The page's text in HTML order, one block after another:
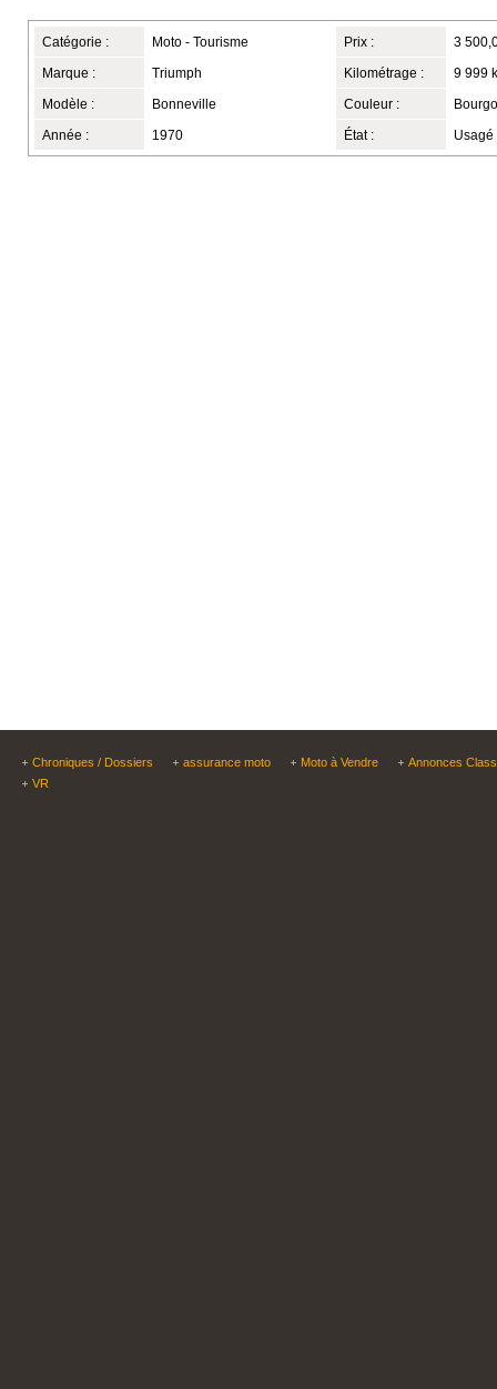
Catégorie : Moto - Tourisme
Marque : Triumph
Modèle : Bonneville
Année : 1970
Prix : 3
Kilométrage : 9 999
Couleur :
État : Usagé
Chroniques / Dossiers assurance moto Moto à Vendre
Annonces
VR